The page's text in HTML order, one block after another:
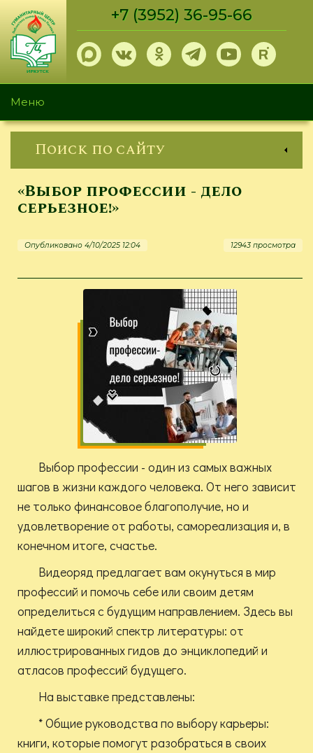
Перейти
основному
содержанию
+7 (3952) 36-95-66
Меню
Поиск по сайту
«Выбор профессии - дело
серьезное!»
Опубликовано 4/10/2025 12:04 12943 просмотра
Выбор профессии - один из самых важных
шагов в жизни каждого человека. От него зависит
не только финансовое благополучие, но и
удовлетворение от работы, самореализация и, в
конечном итоге, счастье.
Видеоряд предлагает вам окунуться в мир
профессий и помочь себе или своим детям
определиться с будущим направлением. Здесь вы
найдете широкий спектр литературы: от
иллюстрированных гидов до энциклопедий и
атласов профессий будущего.
На выставке представлены:
* Общие руководства по выбору карьеры:
книги, которые помогут разобраться в своих